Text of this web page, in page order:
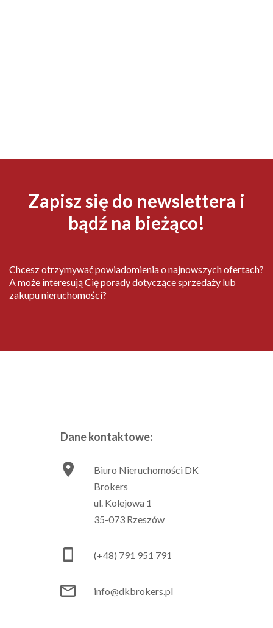
Zapisz się do newslettera i
bądź na bieżąco!
Chcesz otrzymywać powiadomienia o najnowszych ofertach?
A może interesują Cię porady dotyczące sprzedaży lub
zakupu nieruchomości?
Dane kontaktowe:
Biuro Nieruchomości DK
Brokers
ul. Kolejowa 1
35-073 Rzeszów
(+48) 791 951 791
info@dkbrokers.pl